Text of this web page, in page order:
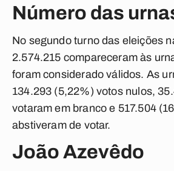
Número das
No segundo turno das eleições
2.574.215 compareceram às
foram considerado válidos. As
134.293 (5,22%) votos nulos,
votaram em branco e 517.504
abstiveram de votar.
João Azevêdo